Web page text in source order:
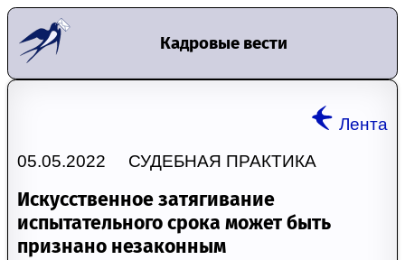
Кадровые вести
Лента
05.05.2022 СУДЕБНАЯ ПРАКТИКА
Искусственное затягивание
испытательного срока может быть
признано незаконным